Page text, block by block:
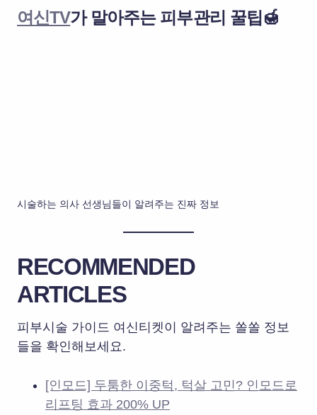
여신TV가 말아주는 피부관리 꿀팁🍯
시술하는 의사 선생님들이 알려주는 진짜 정보
RECOMMENDED
ARTICLES
피부시술 가이드 여신티켓이 알려주는 쏠쏠 정보
들을 확인해보세요.
[인모드] 두툼한 이중턱, 턱살 고민? 인모드로
리프팅 효과 200% UP